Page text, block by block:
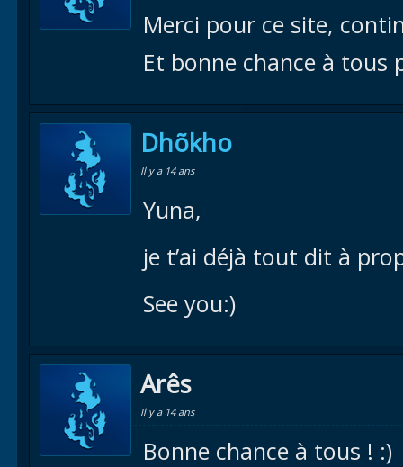
Merci pour ce site,
Et bonne chance à tous
Dhõkho
Il y a 14 ans
Yuna,
je t’ai déjà tout dit à
See you:)
Arês
Il y a 14 ans
Bonne chance à tous ! :)